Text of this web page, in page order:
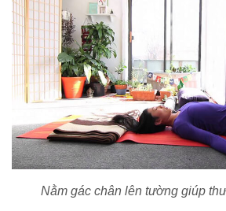
Nằm gác chân lên tường giúp